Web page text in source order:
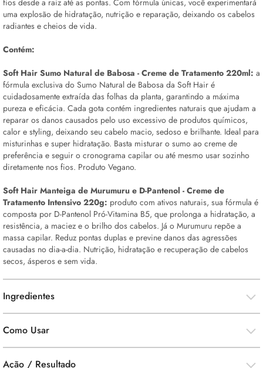
fios desde a raiz até as pontas. Com fórmula únicas, você experimentará
uma explosão de hidratação, nutrição e reparação, deixando os cabelos
radiantes e cheios de vida.
Contém:
Soft Hair Sumo Natural de Babosa - Creme de Tratamento 220ml: a
fórmula exclusiva do Sumo Natural de Babosa da Soft Hair é
cuidadosamente extraída das folhas da planta, garantindo a máxima
pureza e eficácia. Cada gota contém ingredientes naturais que ajudam a
reparar os danos causados pelo uso excessivo de produtos químicos,
calor e styling, deixando seu cabelo macio, sedoso e brilhante. Ideal para
misturinhas e super hidratação. Basta misturar o sumo ao creme de
preferência e seguir o cronograma capilar ou até mesmo usar sozinho
diretamente nos fios. Produto Vegano.
Soft Hair Manteiga de Murumuru e D-Pantenol - Creme de
Tratamento Intensivo 220g: produto com ativos naturais, sua fórmula é
composta por D-Pantenol Pró-Vitamina B5, que prolonga a hidratação, a
resistência, a maciez e o brilho dos cabelos. Já o Murumuru repõe a
massa capilar. Reduz pontas duplas e previne danos das agressões
causadas no dia-a-dia. Nutrição, hidratação e recuperação de cabelos
secos, ásperos e sem vida.
Ingredientes
Como Usar
Ação / Resultado